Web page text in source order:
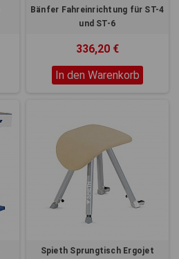
Bänfer Fahreinrichtung für ST-4
und ST-6
336,20 €
In den Warenkorb
Spieth Sprungtisch Ergojet